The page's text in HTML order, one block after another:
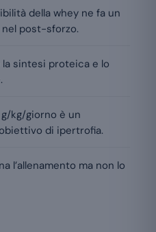
della whey ne fa un
post-sforzo.
la sintesi proteica e lo
kg/giorno è un
di ipertrofia.
l’allenamento ma non lo